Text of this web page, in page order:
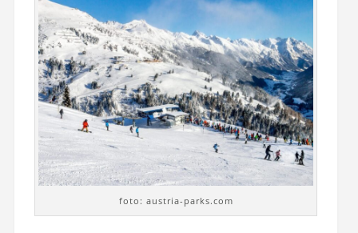
foto: austria-parks.com